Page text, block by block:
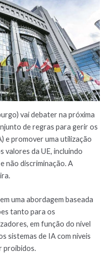
vai debater na próxima
de regras para gerir os
e promover uma utilização
valores da UE, incluindo
não discriminação. A
uma abordagem baseada
tanto para os
em função do nível
sistemas de IA com níveis
proibidos.